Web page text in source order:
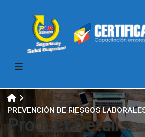
PREVENCIÓN DE RIESGOS
Product Details